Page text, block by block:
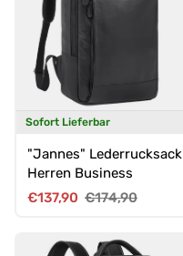
Sofort Lieferbar
"Jannes" Lederrucksack
Herren Business
Verkaufspreis
€137,90 Normaler Preis
€174,90